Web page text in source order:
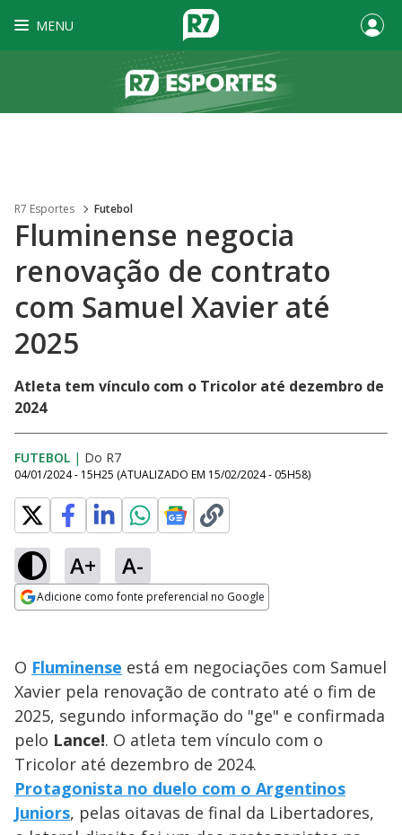
MENU
R7 Esportes Futebol
Fluminense negocia
renovação de contrato
com Samuel Xavier até
2025
Atleta tem vínculo com o Tricolor até dezembro de
2024
FUTEBOL | Do R7
04/01/2024 - 15H25 (ATUALIZADO EM 15/02/2024 - 05H58)
A+ A-
Adicione como fonte preferencial no Google
O Fluminense está em negociações com Samuel
Xavier pela renovação de contrato até o fim de
2025, segundo informação do "ge" e confirmada
pelo Lance!. O atleta tem vínculo com o
Tricolor até dezembro de 2024.
Protagonista no duelo com o Argentinos
Juniors, pelas oitavas de final da Libertadores,